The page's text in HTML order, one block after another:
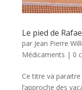
Le pied de
par Jean Pierre
Médicaments | 0
Ce titre va
l’approche des